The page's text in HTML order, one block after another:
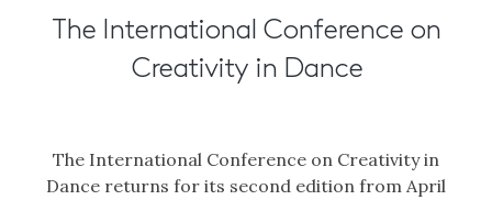
The International Conference on
Creativity in Dance
The International Conference on Creativity in
Dance returns for its second edition from April